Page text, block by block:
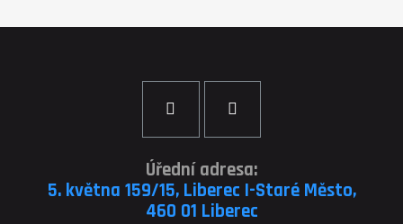
Úřední adresa:
5. května 159/15, Liberec I-Staré Město,
460 01 Liberec